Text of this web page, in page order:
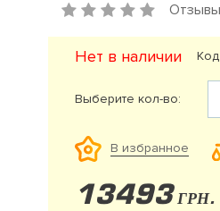
Нет в наличии
Выберите кол-во:
В избранное
13493 ГРН.